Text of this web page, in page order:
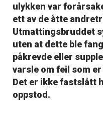
ulykken var
ett av de åtte
Utmattingsbruddet
uten at dette ble
påkrevde eller
varsle om feil som
Det er ikke fastslått
oppstod.